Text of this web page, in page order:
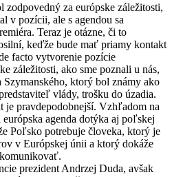
za európske záležitosti,
v pozícii, ale s agendou sa
Teraz je otázne, či to
keďže bude mať priamy kontakt
facto vytvorenie pozície
záležitosti, ako sme poznali u nás,
Szymanského, ktorý bol známy ako
vlády, trošku do úzadia.
je pravdepodobnejší. Vzhľadom na
agenda dotýka aj poľskej
Poľsko potrebuje človeka, ktorý je
v Európskej únii a ktorý dokáže
prezident Andrzej Duda, avšak